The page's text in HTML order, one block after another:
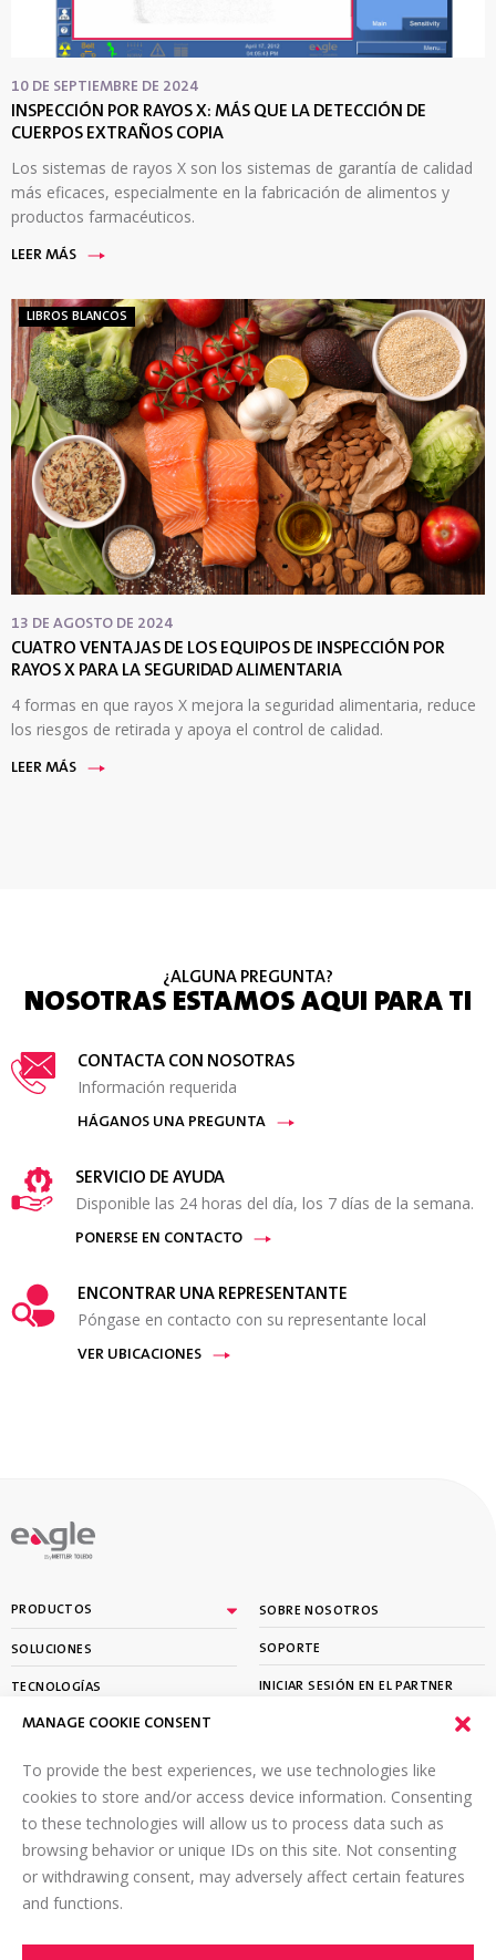
MANAGE COOKIE CONSENT
To provide the best experiences, we use technologies like
cookies to store and/or access device information. Consenting
to these technologies will allow us to process data such as
browsing behavior or unique IDs on this site. Not consenting
or withdrawing consent, may adversely affect certain features
and functions.
10 DE SEPTIEMBRE DE 2024
INSPECCIÓN POR RAYOS X: MÁS QUE LA DETECCIÓN DE
CUERPOS EXTRAÑOS COPIA
Los sistemas de rayos X son los sistemas de garantía de calidad
más eficaces, especialmente en la fabricación de alimentos y
productos farmacéuticos.
LEER MÁS
LIBROS BLANCOS
13 DE AGOSTO DE 2024
CUATRO VENTAJAS DE LOS EQUIPOS DE INSPECCIÓN POR
RAYOS X PARA LA SEGURIDAD ALIMENTARIA
4 formas en que rayos X mejora la seguridad alimentaria, reduce
los riesgos de retirada y apoya el control de calidad.
LEER MÁS
¿ALGUNA PREGUNTA?
NOSOTRAS ESTAMOS AQUI PARA TI
CONTACTA CON NOSOTRAS
Información requerida
HÁGANOS UNA PREGUNTA
SERVICIO DE AYUDA
Disponible las 24 horas del día, los 7 días de la semana.
PONERSE EN CONTACTO
ENCONTRAR UNA REPRESENTANTE
Póngase en contacto con su representante local
VER UBICACIONES
By
PRODUCTOS
SOLUCIONES
TECNOLOGÍAS
APRENDER
SOBRE NOSOTROS
SOPORTE
INICIAR SESIÓN EN EL PARTNER
SUSCRÍBETE A NUESTRO BOLETÍN
Envíe un correo electrónico a*